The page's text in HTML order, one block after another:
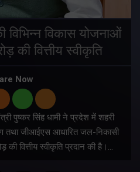
विभिन्न विकास योजनाओं
की वित्तीय स्वीकृति
Now
पुष्कर सिंह धामी ने प्रदेश में शहरी
जीआईएस आधारित जल-निकासी
वित्तीय स्वीकृति प्रदान की है।…